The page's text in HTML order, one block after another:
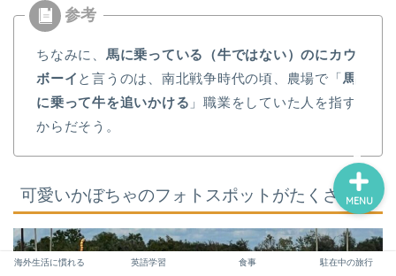
ちなみに、 馬に乗っている（牛ではない）のにカウ
ボーイ と言うのは、南北戦争時代の頃、農場で「馬
に乗って牛を追いかける 」職業をしていた人を指す
からだそう。
可愛いかぼちゃのフォトスポットがたくさん
海外生活に慣れる 英語学習 食事 駐在中の旅行
MENU
語・習い事）
駐在を満喫するために